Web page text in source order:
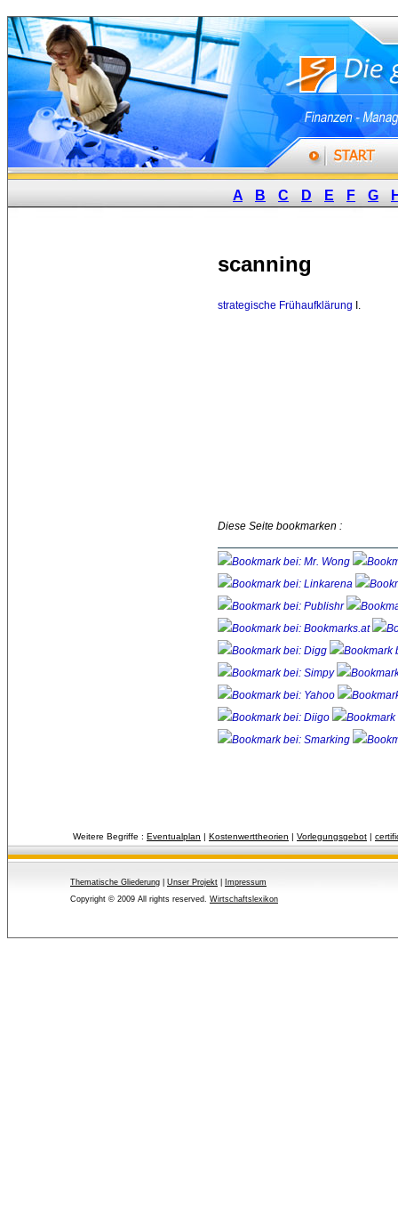
A B C D E F G
scanning
strategische Frühaufklärung I.
Diese Seite bookmarken :
Weitere Begriffe : Eventualplan | Kostenwerttheorien | Vorlegungsgebot |
Thematische Gliederung Unser Projekt
Impressum
Copyright © 2009 All rights reserved. Wirtschaftslexikon